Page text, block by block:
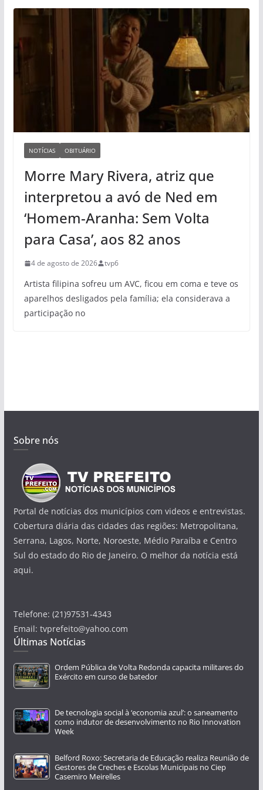
NOTÍCIAS OBITUÁRIO
Morre Mary Rivera, atriz que
interpretou a avó de Ned em
‘Homem-Aranha: Sem Volta
para Casa’, aos 82 anos
4 de agosto de 2026 tvp6
Artista filipina sofreu um AVC, ficou em coma e teve os
aparelhos desligados pela família; ela considerava a
participação no
Sobre nós
Portal de notícias dos municípios com videos e entrevistas.
Cobertura diária das cidades das regiões: Metropolitana,
Serrana, Lagos, Norte, Noroeste, Médio Paraíba e Centro
Sul do estado do Rio de Janeiro. O melhor da notícia está
aqui.
Telefone: (21)97531-4343
Email: tvprefeito@yahoo.com
Últimas Notícias
Ordem Pública de Volta Redonda capacita militares do
Exército em curso de batedor
De tecnologia social à ‘economia azul’: o saneamento
como indutor de desenvolvimento no Rio Innovation
Week
Belford Roxo: Secretaria de Educação realiza Reunião de
Gestores de Creches e Escolas Municipais no Ciep
Casemiro Meirelles